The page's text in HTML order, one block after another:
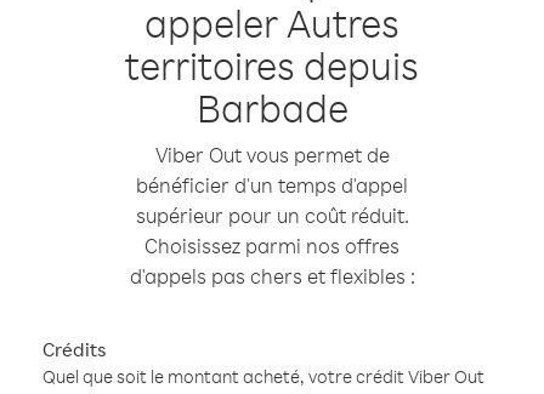
appeler Autres
territoires depuis
Barbade
Viber Out vous permet de
bénéficier d'un temps d'appel
supérieur pour un coût réduit.
Choisissez parmi nos offres
d'appels pas chers et flexibles :
Crédits
Quel que soit le montant acheté, votre crédit Viber Out